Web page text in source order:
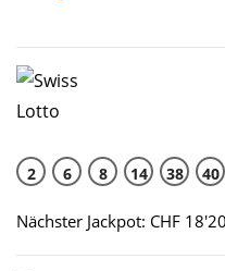
2 6 8 14 38 40
Nächster Jackpot: CHF